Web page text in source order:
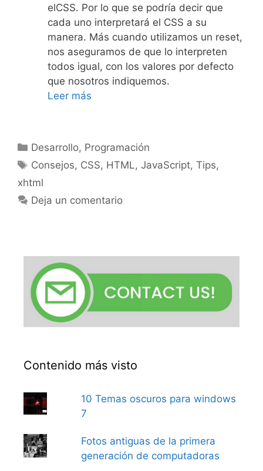
elCSS. Por lo que se podría decir que
cada uno interpretará el CSS a su
manera. Más cuando utilizamos un reset,
nos aseguramos de que lo interpreten
todos igual, con los valores por defecto
que nosotros indiquemos.
Leer más
Categorías
Desarrollo, Programación
Etiquetas
Consejos, CSS, HTML,JavaScript,Tips,
xhtml
Deja un comentario
Contenido más visto
10 Temas oscuros para windows
7
Fotos antiguas de la primera
generación de computadoras